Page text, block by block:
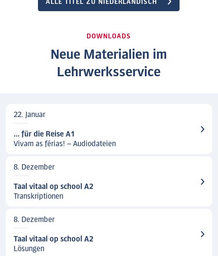
ALLE TITEL ZU NIEDERLÄNDISCH
DOWNLOADS
Neue Materialien im
Lehrwerksservice
22. Januar
... für die Reise A1
Vivam as férias! – Audiodateien
8. Dezember
Taal vitaal op school A2
Transkriptionen
8. Dezember
Taal vitaal op school A2
Lösungen